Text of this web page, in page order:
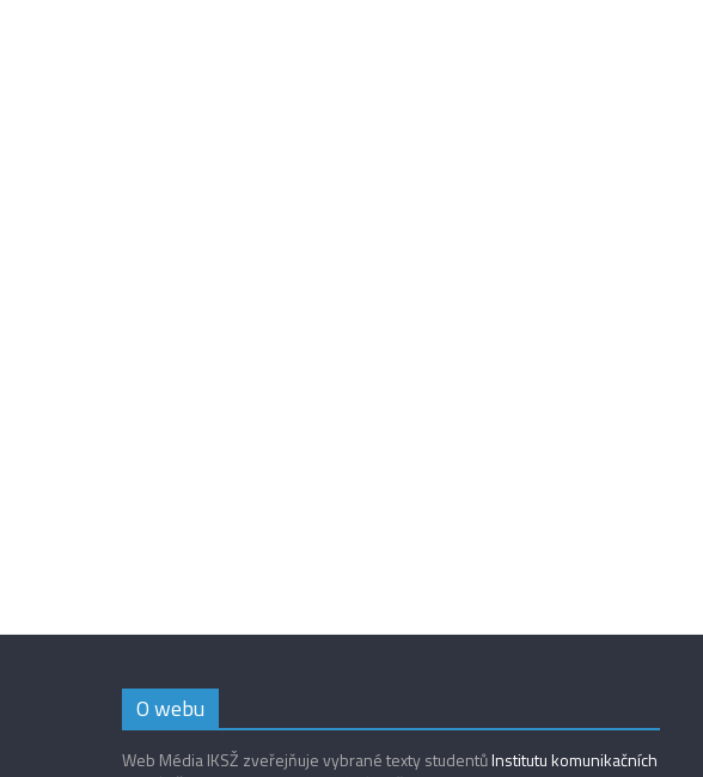
O webu
Web Média IKSŽ zveřejňuje vybrané texty studentůInstitutu komunikačních